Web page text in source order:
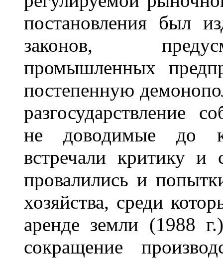
постановления был
законов,
промышленных
постепенную
разгосударствление
не доводимые до
встречали критику и
провалились и
хозяйства, среди
аренде земли (1988
сокращение